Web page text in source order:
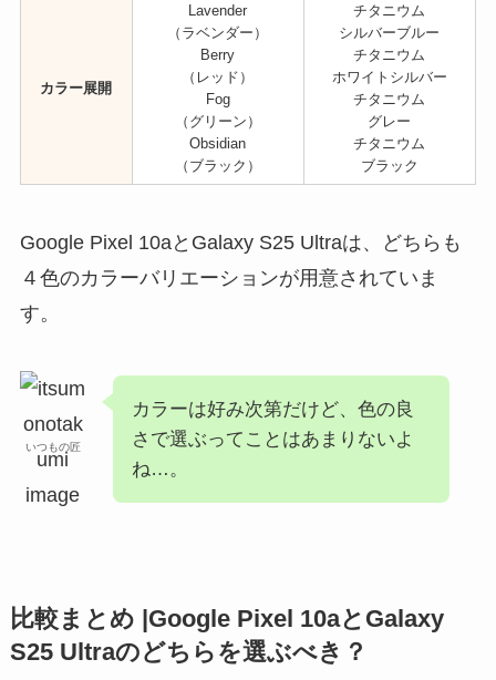
カラー展開
Lavender
（ラベンダー）
Berry
（レッド）
Fog
（グリーン）
Obsidian
（ブラック）
チタニウム
シルバーブルー
チタニウム
ホワイトシルバー
チタニウム
グレー
チタニウム
ブラック
Google Pixel 10aとGalaxy S25 Ultraは、どちらも
４色のカラーバリエーションが用意されていま
す。
いつもの匠
カラーは好み次第だけど、色の良
さで選ぶってことはあまりないよ
ね…。
比較まとめ |Google Pixel 10aとGalaxy
S25 Ultraのどちらを選ぶべき？